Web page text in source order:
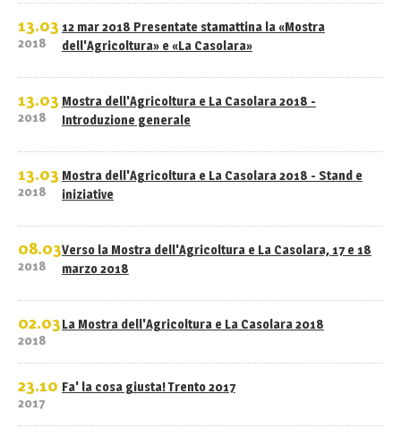
13.03
2018
12 mar 2018 Presentate stamattina la «Mostra
dell'Agricoltura» e «La Casolara»
13.03
2018
Mostra dell'Agricoltura e La Casolara 2018 -
Introduzione generale
13.03
2018
Mostra dell'Agricoltura e La Casolara 2018 - Stand e
iniziative
08.03
2018
Verso la Mostra dell'Agricoltura e La Casolara, 17 e 18
marzo 2018
02.03
2018
La Mostra dell'Agricoltura e La Casolara 2018
23.10
2017
Fa' la cosa giusta! Trento 2017